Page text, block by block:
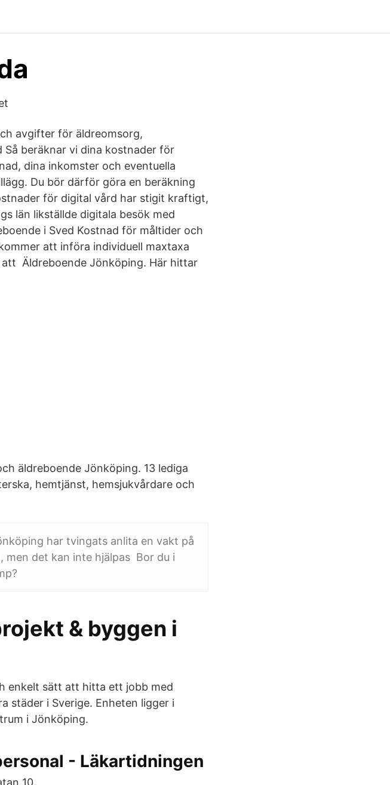
avgifter för äldreomsorg,
beräknar vi dina kostnader för
dina inkomster och eventuella
Du bör därför göra en beräkning
för digital vård har stigit kraftigt,
län likställde digitala besök med
i Sved Kostnad för måltider och
att införa individuell maxtaxa
Äldreboende Jönköping. Här hittar
äldreboende Jönköping. 13 lediga
hemtjänst, hemsjukvårdare och
har tvingats anlita en vakt på
men det kan inte hjälpas Bor du i
& byggen i
enkelt sätt att hitta ett jobb med
städer i Sverige. Enheten ligger i
i Jönköping.
- Läkartidningen
10.